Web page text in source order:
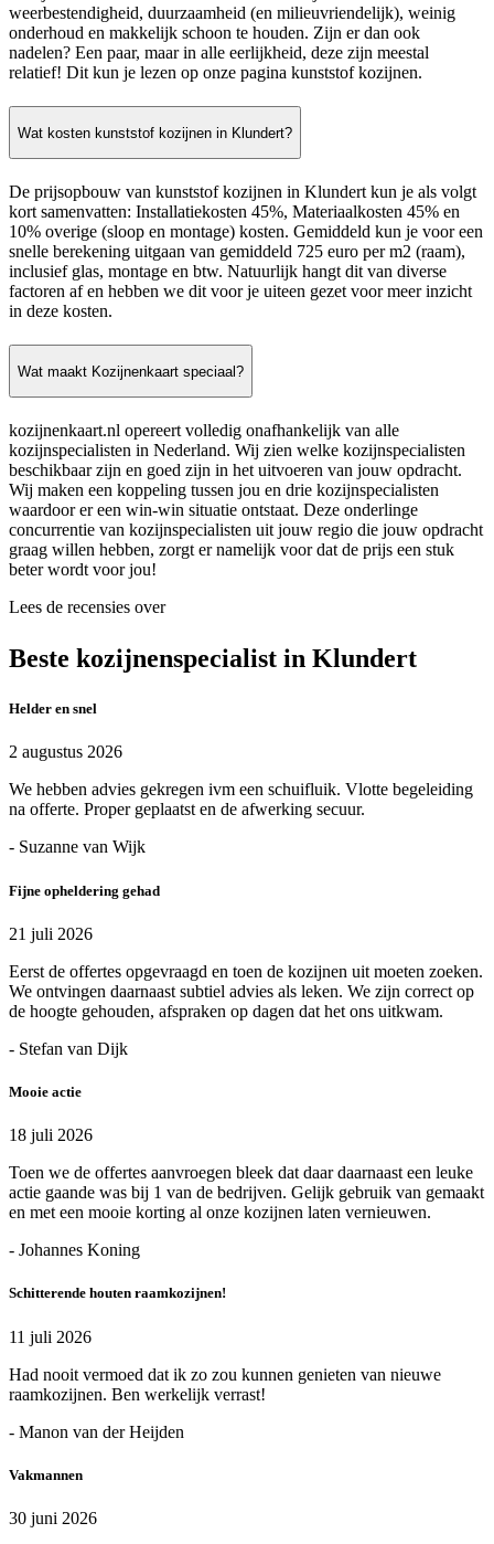
weerbestendigheid, duurzaamheid (en milieuvriendelijk), weinig
onderhoud en makkelijk schoon te houden. Zijn er dan ook
nadelen? Een paar, maar in alle eerlijkheid, deze zijn meestal
relatief! Dit kun je lezen op onze pagina kunststof kozijnen.
Wat kosten kunststof kozijnen in Klundert?
De prijsopbouw van kunststof kozijnen in Klundert kun je als volgt
kort samenvatten: Installatiekosten 45%, Materiaalkosten 45% en
10% overige (sloop en montage) kosten. Gemiddeld kun je voor een
snelle berekening uitgaan van gemiddeld 725 euro per m2 (raam),
inclusief glas, montage en btw. Natuurlijk hangt dit van diverse
factoren af en hebben we dit voor je uiteen gezet voor meer inzicht
in deze kosten.
Wat maakt Kozijnenkaart speciaal?
kozijnenkaart.nl opereert volledig onafhankelijk van alle
kozijnspecialisten in Nederland. Wij zien welke kozijnspecialisten
beschikbaar zijn en goed zijn in het uitvoeren van jouw opdracht.
Wij maken een koppeling tussen jou en drie kozijnspecialisten
waardoor er een win-win situatie ontstaat. Deze onderlinge
concurrentie van kozijnspecialisten uit jouw regio die jouw opdracht
graag willen hebben, zorgt er namelijk voor dat de prijs een stuk
beter wordt voor jou!
Lees de recensies over
Beste kozijnenspecialist in Klundert
Helder en snel
2 augustus 2026
We hebben advies gekregen ivm een schuifluik. Vlotte begeleiding
na offerte. Proper geplaatst en de afwerking secuur.
- Suzanne van Wijk
Fijne opheldering gehad
21 juli 2026
Eerst de offertes opgevraagd en toen de kozijnen uit moeten zoeken.
We ontvingen daarnaast subtiel advies als leken. We zijn correct op
de hoogte gehouden, afspraken op dagen dat het ons uitkwam.
- Stefan van Dijk
Mooie actie
18 juli 2026
Toen we de offertes aanvroegen bleek dat daar daarnaast een leuke
actie gaande was bij 1 van de bedrijven. Gelijk gebruik van gemaakt
en met een mooie korting al onze kozijnen laten vernieuwen.
- Johannes Koning
Schitterende houten raamkozijnen!
11 juli 2026
Had nooit vermoed dat ik zo zou kunnen genieten van nieuwe
raamkozijnen. Ben werkelijk verrast!
- Manon van der Heijden
Vakmannen
30 juni 2026